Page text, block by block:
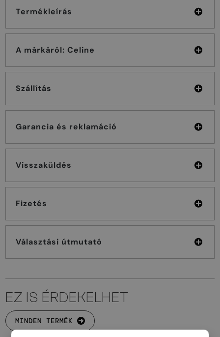
Termékleírás
A márkáról: Celine
Szállítás
Garancia és reklamáció
Visszaküldés
Fizetés
Választási útmutató
EZ IS ÉRDEKELHET
MINDEN TERMÉK